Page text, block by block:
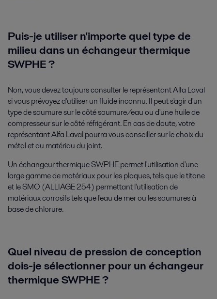
Puis-je utiliser n'importe quel type de
milieu dans un échangeur thermique
SWPHE ?
Non, vous devez toujours consulter le représentant Alfa Laval
si vous prévoyez d'utiliser un fluide inconnu. Il peut s'agir d'un
type de saumure sur le côté saumure/eau ou d'une huile de
compresseur sur le côté réfrigérant. En cas de doute, votre
représentant Alfa Laval pourra vous conseiller sur le choix du
métal et du matériau du joint.
Un échangeur thermique SWPHE permet l'utilisation d'une
large gamme de matériaux pour les plaques, tels que le titane
et le SMO (ALLIAGE 254) permettant l'utilisation de
matériaux corrosifs tels que l'eau de mer ou les saumures à
base de chlorure.
Quel niveau de pression de conception
dois-je sélectionner pour un échangeur
thermique SWPHE ?